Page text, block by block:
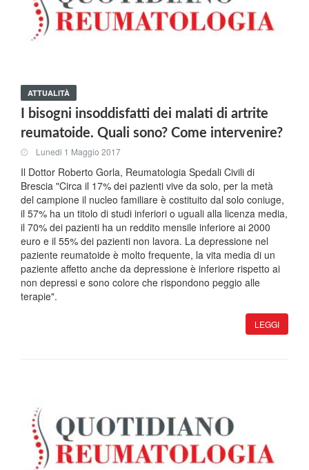
ATTUALITÀ
I bisogni insoddisfatti dei malati di artrite
reumatoide. Quali sono? Come intervenire?
Lunedi 1 Maggio 2017
Il Dottor Roberto Gorla, Reumatologia Spedali Civili di
Brescia "Circa il 17% dei pazienti vive da solo, per la metà
del campione il nucleo familiare è costituito dal solo coniuge,
il 57% ha un titolo di studi inferiori o uguali alla licenza media,
il 70% dei pazienti ha un reddito mensile inferiore ai 2000
euro e il 55% dei pazienti non lavora. La depressione nel
paziente reumatoide è molto frequente, la vita media di un
paziente affetto anche da depressione è inferiore rispetto ai
non depressi e sono colore che rispondono peggio alle
terapie".
LEGGI